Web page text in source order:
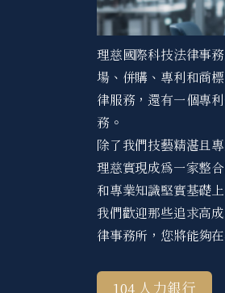
理慈國際科技法律事
場、併購、專利和商
律服務，還有一個專
務。
除了我們技藝精湛且
理慈實現成為一家整
和專業知識堅實基礎
我們歡迎那些追求高
律事務所，您將能夠
104 人力銀行